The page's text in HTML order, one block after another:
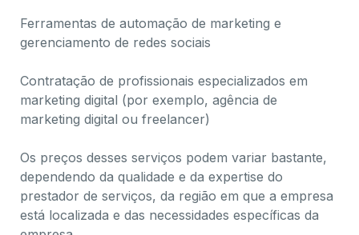
Ferramentas de automação de marketing e
gerenciamento de redes sociais
Contratação de profissionais especializados em
marketing digital (por exemplo, agência de
marketing digital ou freelancer)
Os preços desses serviços podem variar bastante,
dependendo da qualidade e da expertise do
prestador de serviços, da região em que a empresa
está localizada e das necessidades específicas da